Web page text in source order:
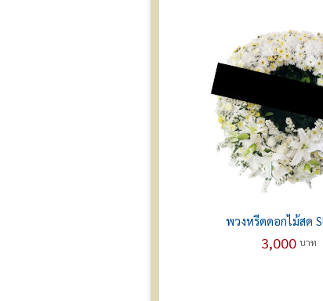
พวงหรีดดอกไม้สด
3,000 บาท